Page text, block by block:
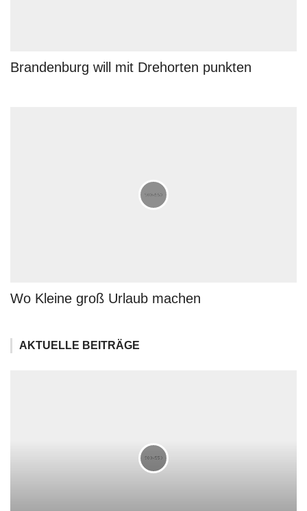
Brandenburg will mit Drehorten punkten
Wo Kleine groß Urlaub machen
AKTUELLE BEITRÄGE